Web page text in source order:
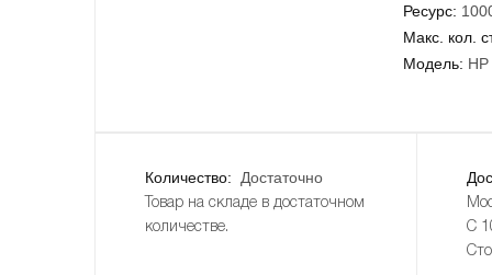
Ресурс:
Макс. кол.
Модель:
Количество: Достаточно
Товар на складе в достаточном
количестве.
С